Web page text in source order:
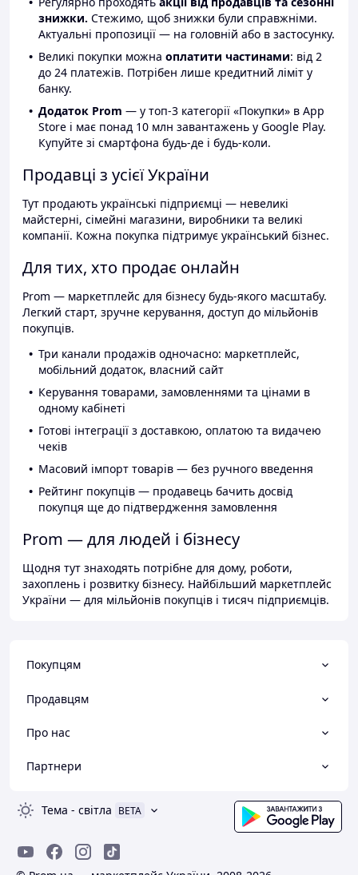
знижки. Стежимо, щоб знижки були справжніми.
Актуальні пропозиції — на головній або в застосунку.
Великі покупки можна оплатити частинами: від 2
до 24 платежів. Потрібен лише кредитний ліміт у
банку.
Додаток Prom — у топ-3 категорії «Покупки» в App
Store і має понад 10 млн завантажень у Google Play.
Купуйте зі смартфона будь-де і будь-коли.
Продавці з усієї України
Тут продають українські підприємці — невеликі
майстерні, сімейні магазини, виробники та великі
компанії. Кожна покупка підтримує український бізнес.
Для тих, хто продає онлайн
Prom — маркетплейс для бізнесу будь-якого масштабу.
Легкий старт, зручне керування, доступ до мільйонів
покупців.
Три канали продажів одночасно: маркетплейс,
мобільний додаток, власний сайт
Керування товарами, замовленнями та цінами в
одному кабінеті
Готові інтеграції з доставкою, оплатою та видачею
чеків
Масовий імпорт товарів — без ручного введення
Рейтинг покупців — продавець бачить досвід
покупця ще до підтвердження замовлення
Prom — для людей і бізнесу
Щодня тут знаходять потрібне для дому, роботи,
захоплень і розвитку бізнесу. Найбільший маркетплейс
України — для мільйонів покупців і тисяч підприємців.
Покупцям
Продавцям
Про нас
Партнери
Тема - світла BETA